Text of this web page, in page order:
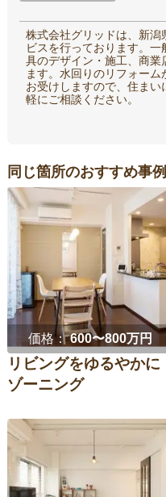
株式会社グリッドは、新
ビスを行っております。
具のデザイン・施工、商業
ます。水回りのリフォーム
お受けしますので、住ま
軽にご相談ください。
同じ箇所のおすすめ事例
価格：600〜800万円
リビングをゆるやかに
ゾーニング